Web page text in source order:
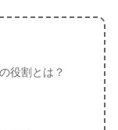
役割とは？